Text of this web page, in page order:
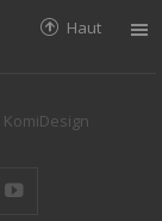
Haut
KomiDesign